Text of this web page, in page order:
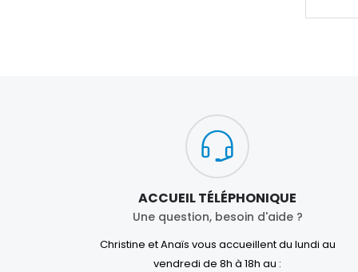
ACCUEIL TÉLÉPHONIQUE
Une question, besoin d'aide ?
Christine et Anaïs vous accueillent du lundi au
vendredi de 8h à 18h au :